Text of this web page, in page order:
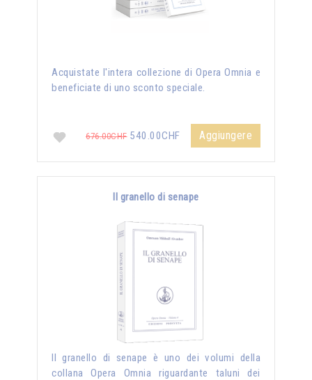
Acquistate l'intera collezione di Opera Omnia e
beneficiate di uno sconto speciale.
676.00CHF540.00CHF Aggiungere
Il granello di senape
Il granello di senape è uno dei volumi della
collana Opera Omnia riguardante taluni dei